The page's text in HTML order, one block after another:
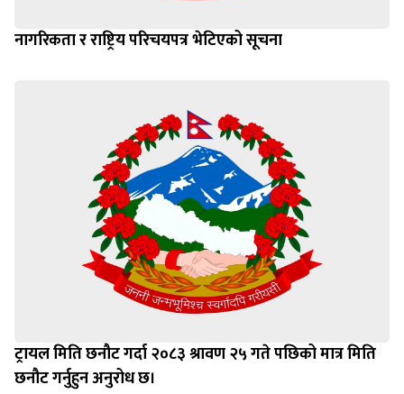
नागरिकता र राष्ट्रिय परिचयपत्र भेटिएको सूचना
ट्रायल मिति छनौट गर्दा २०८३ श्रावण २५ गते पछिको मात्र मिति
छनौट गर्नुहुन अनुरोध छ।